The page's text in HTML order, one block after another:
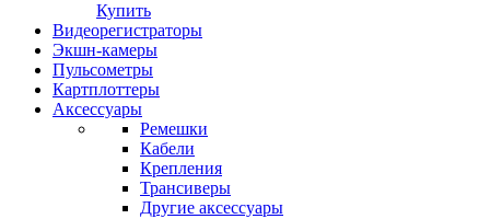
Купить
Видеорегистраторы
Экшн-камеры
Пульсометры
Картплоттеры
Аксессуары
Ремешки
Кабели
Крепления
Трансиверы
Другие аксессуары